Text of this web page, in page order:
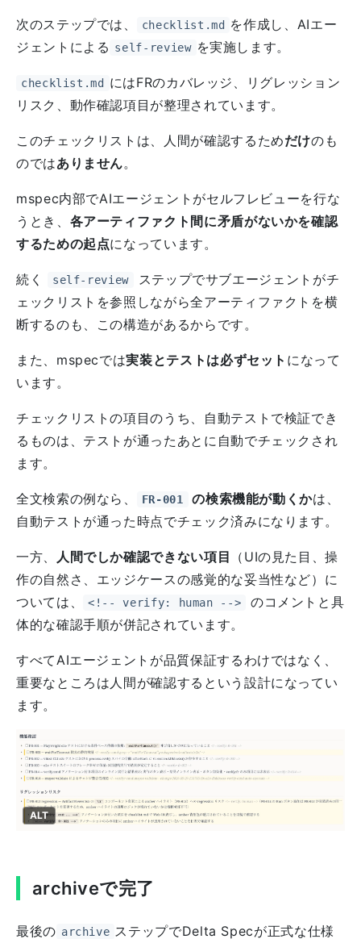
次のステップでは、 checklist.md
を作成し、AIエー
ジェントによる self-review を実施します。
checklist.md
にはFRのカバレッジ、リグレッション
リスク、動作確認項目が整理されています。
このチェックリストは、人間が確認するためだけのも
のではありません。
mspec内部でAIエージェントがセルフレビューを行な
うとき、 各アーティファクト間に矛盾がないかを確認
するための起点になっています。
続く self-review
ステップでサブエージェントがチ
ェックリストを参照しながら全アーティファクトを横
断するのも、この構造があるからです。
また、mspecでは実装とテストは必ずセット になって
います。
チェックリストの項目のうち、自動テストで検証でき
るものは、テストが通ったあとに自動でチェックされ
ます。
全文検索の例なら、 FR-001 の検索機能が動くかは、
自動テストが通った時点でチェック済みになります。
一方、 人間でしか確認できない項目 （UIの見た目、操
作の自然さ、エッジケースの感覚的な妥当性など）に
ついては、
<!-- verify: human -->
のコメントと具
体的な確認手順が併記されています。
すべてAIエージェントが品質保証するわけではなく、
重要なところは人間が確認するという設計になってい
ます。
ALT
archiveで完了
最後の archive ステップでDelta Specが正式な仕様